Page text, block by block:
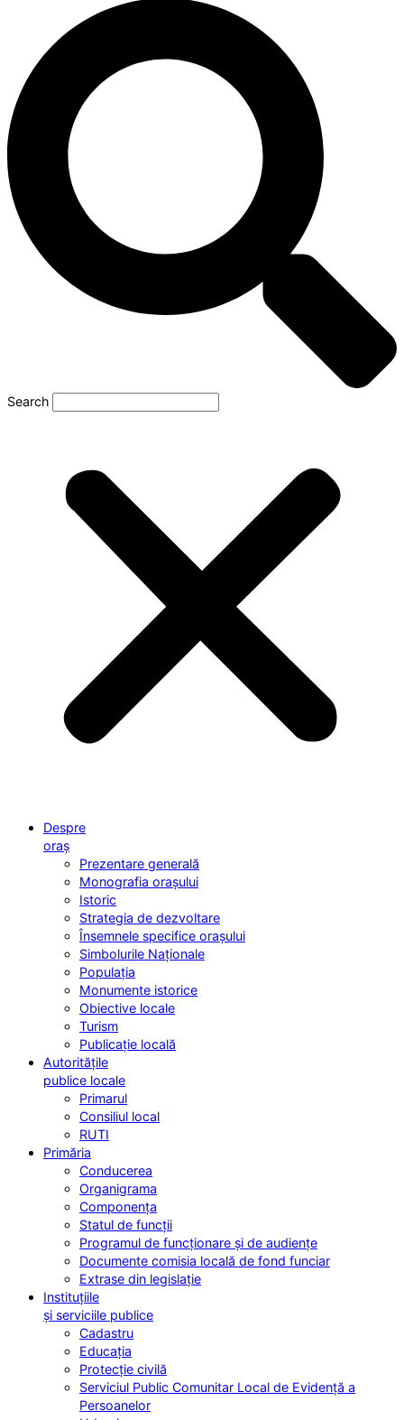
Search
Despre
oraș
Prezentare generală
Monografia orașului
Istoric
Strategia de dezvoltare
Însemnele specifice orașului
Simbolurile Naționale
Populația
Monumente istorice
Obiective locale
Turism
Publicație locală
Autoritățile
publice locale
Primarul
Consiliul local
RUTI
Primăria
Conducerea
Organigrama
Componența
Statul de funcții
Programul de funcționare și de audiențe
Documente comisia locală de fond funciar
Extrase din legislație
Instituțiile
și serviciile publice
Cadastru
Educația
Protecție civilă
Serviciul Public Comunitar Local de Evidență a
Persoanelor